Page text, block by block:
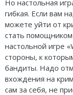
Но настольная
гибкая. Если вам
можете уйти от
стать
настольной игре
стороны, к
бандиты. Надо
вхождения на
сам за себя, не